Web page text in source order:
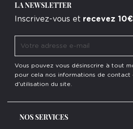
LA NEWSLETTER
Inscrivez-vous et recevez
Vous pouvez vous désinscrire à tout
pour cela nos informations de contact
d'utilisation du site.
NOS SERVICES